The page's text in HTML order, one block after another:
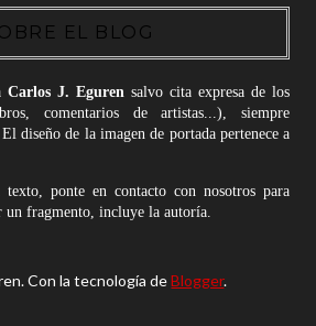
EL BLOG
Carlos J. Egurensalvo cita expresa de los
comentarios de artistas...), siempre
diseño de la imagen de portada pertenece a
texto, ponte en contacto con nosotros para
fragmento, incluye la autoría.
Con la tecnología deBlogger.